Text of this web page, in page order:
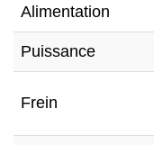
Alimentation
Puissance
Frein